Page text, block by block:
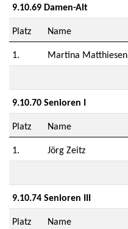
9.10.69 Damen-Alt
Platz Name
1. Martina Matthiesen
9.10.70 Senioren I
Platz Name
1. Jörg Zeitz
9.10.74 Senioren III
Platz Name